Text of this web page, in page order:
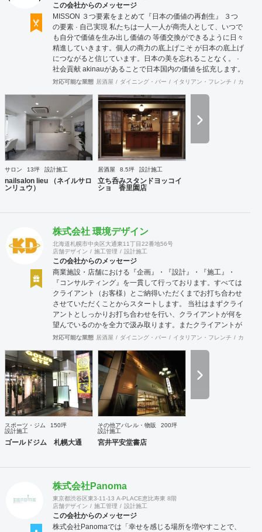
この会社からのメッセージ
MISSON ３つ要素をまとめて『日本の価値の再創生』 ３つ
の要素 · 自己実現 私たちは一人一人が商売人として、いつで
も自分で価値を生み出し価値の 等価交換ができるように日々
精進していきます。個人の商力の底上げこそ が日本の底上げ
につながると信じています。日本の美を忘れることなく。 ·
社会貢献 akinauがあることで日本国内の価値を拡充します。
そして世界に誇れる 国として日本の価値を輸出し続けていき
求 私たちは現段階ではお金というものが価値の目安として標
準とされる 時代で利益を追求し、まずは自社が幸せになるこ
とを約束します。 並行して売り上げも追求します。理由は自
社だけでなくそれに関係する 全ての会社や人々にも売り上げ
をつくることでお金というものをめぐる ように行動します。
社会にたくされた使命 今の日本は世界的にも元気がない。こ
るからであると想像できる。今社会で必要とされる人材、主
体性をもって自身の考えで行動できる。夢を大きく持って
自信をもち後悔しない人生を送るために。まだ気づいていな
いあなたに送る。 何を? 誰しもその人しかもっていない個性
が存在する。その個性を最大にいかした商いをみつけだし生
み出していく。小商いだっていい、個人が幸せであり直接届
けることのできる範囲での人も幸せにできるのだから。 どう
やって? akinauは人生100年100事業を掲げて100年続くよう
な商いを生み出し続けていく。そのヒントは社内だけではな
く関係する全ての人と考えて創り出す。そのために
akinautalkなど会話のなかから発生するおもしろアイデアを
尊重し、実行しつづけていく。 コンセプト ビジョンと顧客
対応可能な業態 居酒屋 ダイニング・バー イタリアン・フレンチ カフェ
サロン 13坪 設計施工
nailsalon lieu （ネイルサロ
ンリュウ）
居酒屋 8.5坪 設計施工
立ち呑みスタンドヨッコイ
ショ 香里園店
株式会社 環境デザイン
北海道札幌市中央区大通東11丁目22番地56号
店舗デザイン
施工管理 設計施工
この会社からのメッセージ
商業施設・店舗における『企画』・『設計』・『施工』・
『コンサルティング』を一貫して行っております。すべては
クライアント（お客様）とご納得いただくまでお打ち合わせ
させていただくことからスタートします。 当社はまずクライ
アントとしっかりお打ち合わせを行い、クライアントが何を
望んでいるのかを全力で汲み取ります。またクライアントが
思い描いていることをどのように表現していいのかお困りの
培ってきた当社ならではのノウハウでご提案いたします。
対応可能な業態 居酒屋 ダイニング・バー イタリアン・フレンチ カフェ
スポーツ・ジム
150坪
設計施工
ゴールドジム 札幌大通
その他アパレル・物販
200坪
設計施工
宮井平安堂書店
株式会社Panoma
東京都渋谷区東3-11-13 A-PLACE恵比寿東 8階
店舗デザイン
施工管理 設計施工
この会社からのメッセージ
株式会社Panomaでは「幸せを感じる場所を増やすことで、